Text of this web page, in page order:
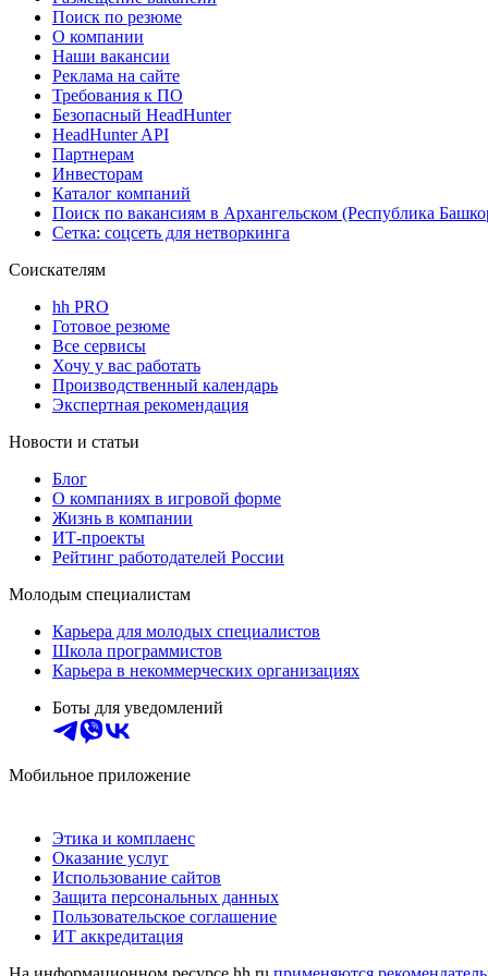
Поиск по резюме
О компании
Наши вакансии
Реклама на сайте
Требования к ПО
Безопасный HeadHunter
HeadHunter API
Партнерам
Инвесторам
Каталог компаний
Поиск по вакансиям в Архангельском (Республика
Сетка: соцсеть для нетворкинга
Соискателям
hh PRO
Готовое резюме
Все сервисы
Хочу у вас работать
Производственный календарь
Экспертная рекомендация
Новости и статьи
Блог
О компаниях в игровой форме
Жизнь в компании
ИТ-проекты
Рейтинг работодателей России
Молодым специалистам
Карьера для молодых специалистов
Школа программистов
Карьера в некоммерческих организациях
Боты для уведомлений
Мобильное приложение
Этика и комплаенс
Оказание услуг
Использование сайтов
Защита персональных данных
Пользовательское соглашение
ИТ аккредитация